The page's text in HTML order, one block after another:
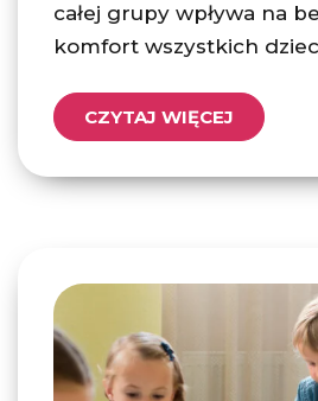
całej grupy wpływa na
komfort wszystkich
CZYTAJ WIĘCEJ